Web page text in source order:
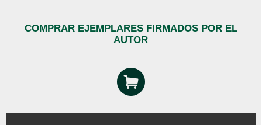
COMPRAR EJEMPLARES FIRMADOS POR EL
AUTOR